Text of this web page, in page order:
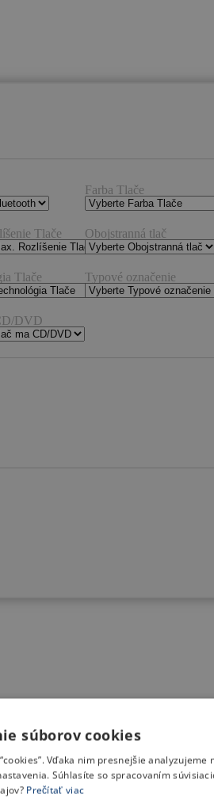
Farba Tlače
Tlače Obojstranná tlač
Tlače Typové označenie
DVD
súborov cookies
Vďaka nim presnejšie analyzujeme
Súhlasíte so spracovaním
Prečítať viac